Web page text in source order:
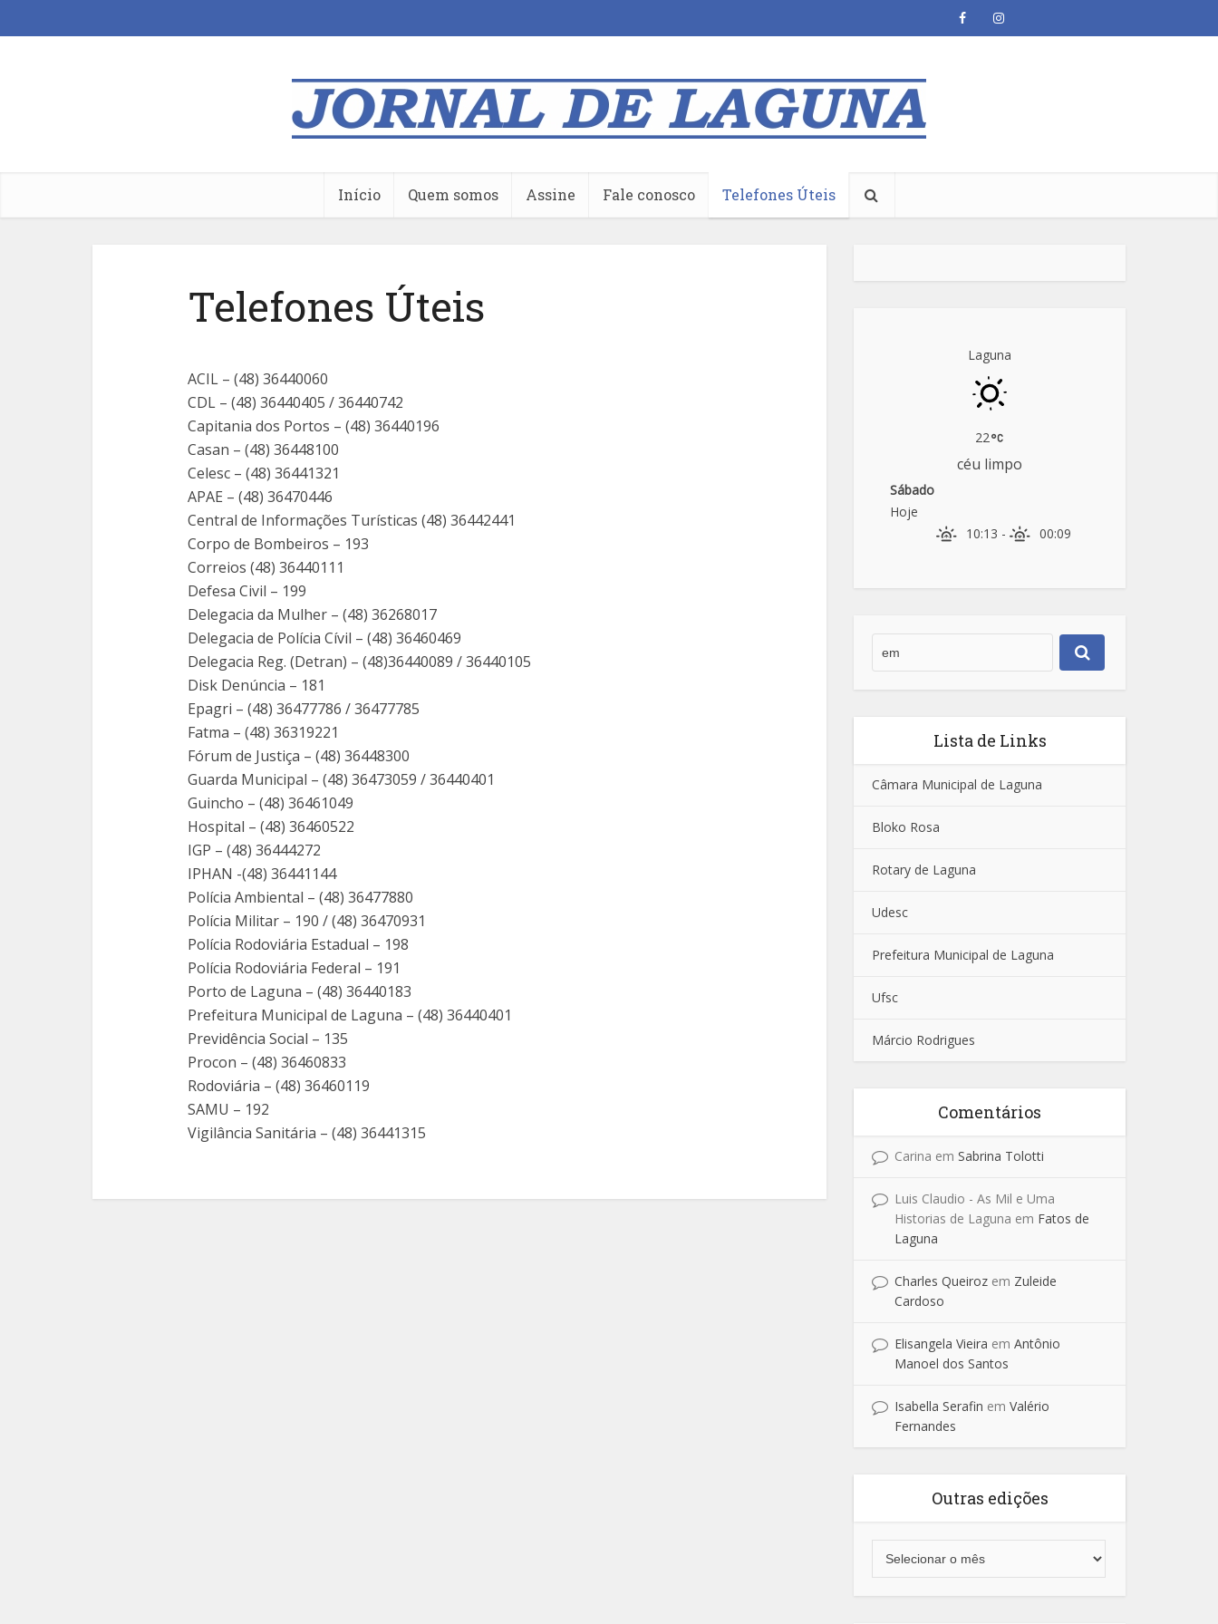
Início Quem somos Assine Fale conosco Telefones Úteis
Telefones Úteis
ACIL – (48) 36440060
CDL – (48) 36440405 / 36440742
Capitania dos Portos – (48) 36440196
Casan – (48) 36448100
Celesc – (48) 36441321
APAE – (48) 36470446
Central de Informações Turísticas (48) 36442441
Corpo de Bombeiros – 193
Correios (48) 36440111
Defesa Civil – 199
Delegacia da Mulher – (48) 36268017
Delegacia de Polícia Cívil – (48) 36460469
Delegacia Reg. (Detran) – (48)36440089 / 36440105
Disk Denúncia – 181
Epagri – (48) 36477786 / 36477785
Fatma – (48) 36319221
Fórum de Justiça – (48) 36448300
Guarda Municipal – (48) 36473059 / 36440401
Guincho – (48) 36461049
Hospital – (48) 36460522
IGP – (48) 36444272
IPHAN -(48) 36441144
Polícia Ambiental – (48) 36477880
Polícia Militar – 190 / (48) 36470931
Polícia Rodoviária Estadual – 198
Polícia Rodoviária Federal – 191
Porto de Laguna – (48) 36440183
Prefeitura Municipal de Laguna – (48) 36440401
Previdência Social – 135
Procon – (48) 36460833
Rodoviária – (48) 36460119
SAMU – 192
Vigilância Sanitária – (48) 36441315
Laguna
22
céu limpo
Sábado
Hoje
10:13 - 00:09
Lista de Links
Câmara Municipal de Laguna
Bloko Rosa
Rotary de Laguna
Udesc
Prefeitura Municipal de Laguna
Ufsc
Márcio Rodrigues
Comentários
Carina em Sabrina Tolotti
Luis Claudio - As Mil e Uma
Historias de Laguna em Fatos de
Laguna
Charles Queiroz em Zuleide
Cardoso
Elisangela Vieira em Antônio
Manoel dos Santos
Isabella Serafin em Valério
Fernandes
Outras edições